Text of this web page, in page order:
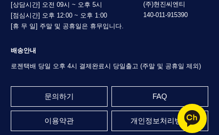
[상담시간] 오전 09시 ~ 오후 5시
[점심시간] 오후 12:00 ~ 오후 1:00
[휴 무 일] 주말 및 공휴일은 휴무입니다.
(주)현진씨엔티
140-011-915390
배송안내
로젠택배 당일 오후 4시 결제완료시 당일출고 (주말 및 공휴일 제외)
문의하기 FAQ
이용약관 개인정보처리방침